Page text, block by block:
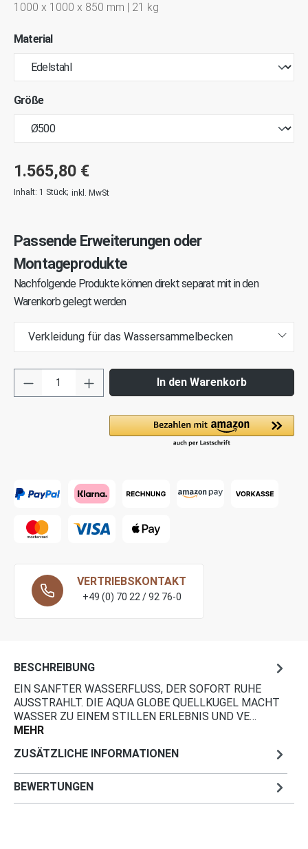
1000 x 1000 x 850 mm | 21 kg
Material
Größe
1.565,80 €
Inhalt: 1 Stück; inkl. MwSt
Passende Erweiterungen oder
Montageprodukte
Nachfolgende Produkte können direkt separat mit in den
Warenkorb gelegt werden
Verkleidung für das Wassersammelbecken
In den Warenkorb
VERTRIEBSKONTAKT
+49 (0) 70 22 / 92 76-0
BESCHREIBUNG
EIN SANFTER WASSERFLUSS, DER SOFORT RUHE
AUSSTRAHLT. DIE AQUA GLOBE QUELLKUGEL MACHT
WASSER ZU EINEM STILLEN ERLEBNIS UND VE…
MEHR
ZUSÄTZLICHE INFORMATIONEN
BEWERTUNGEN